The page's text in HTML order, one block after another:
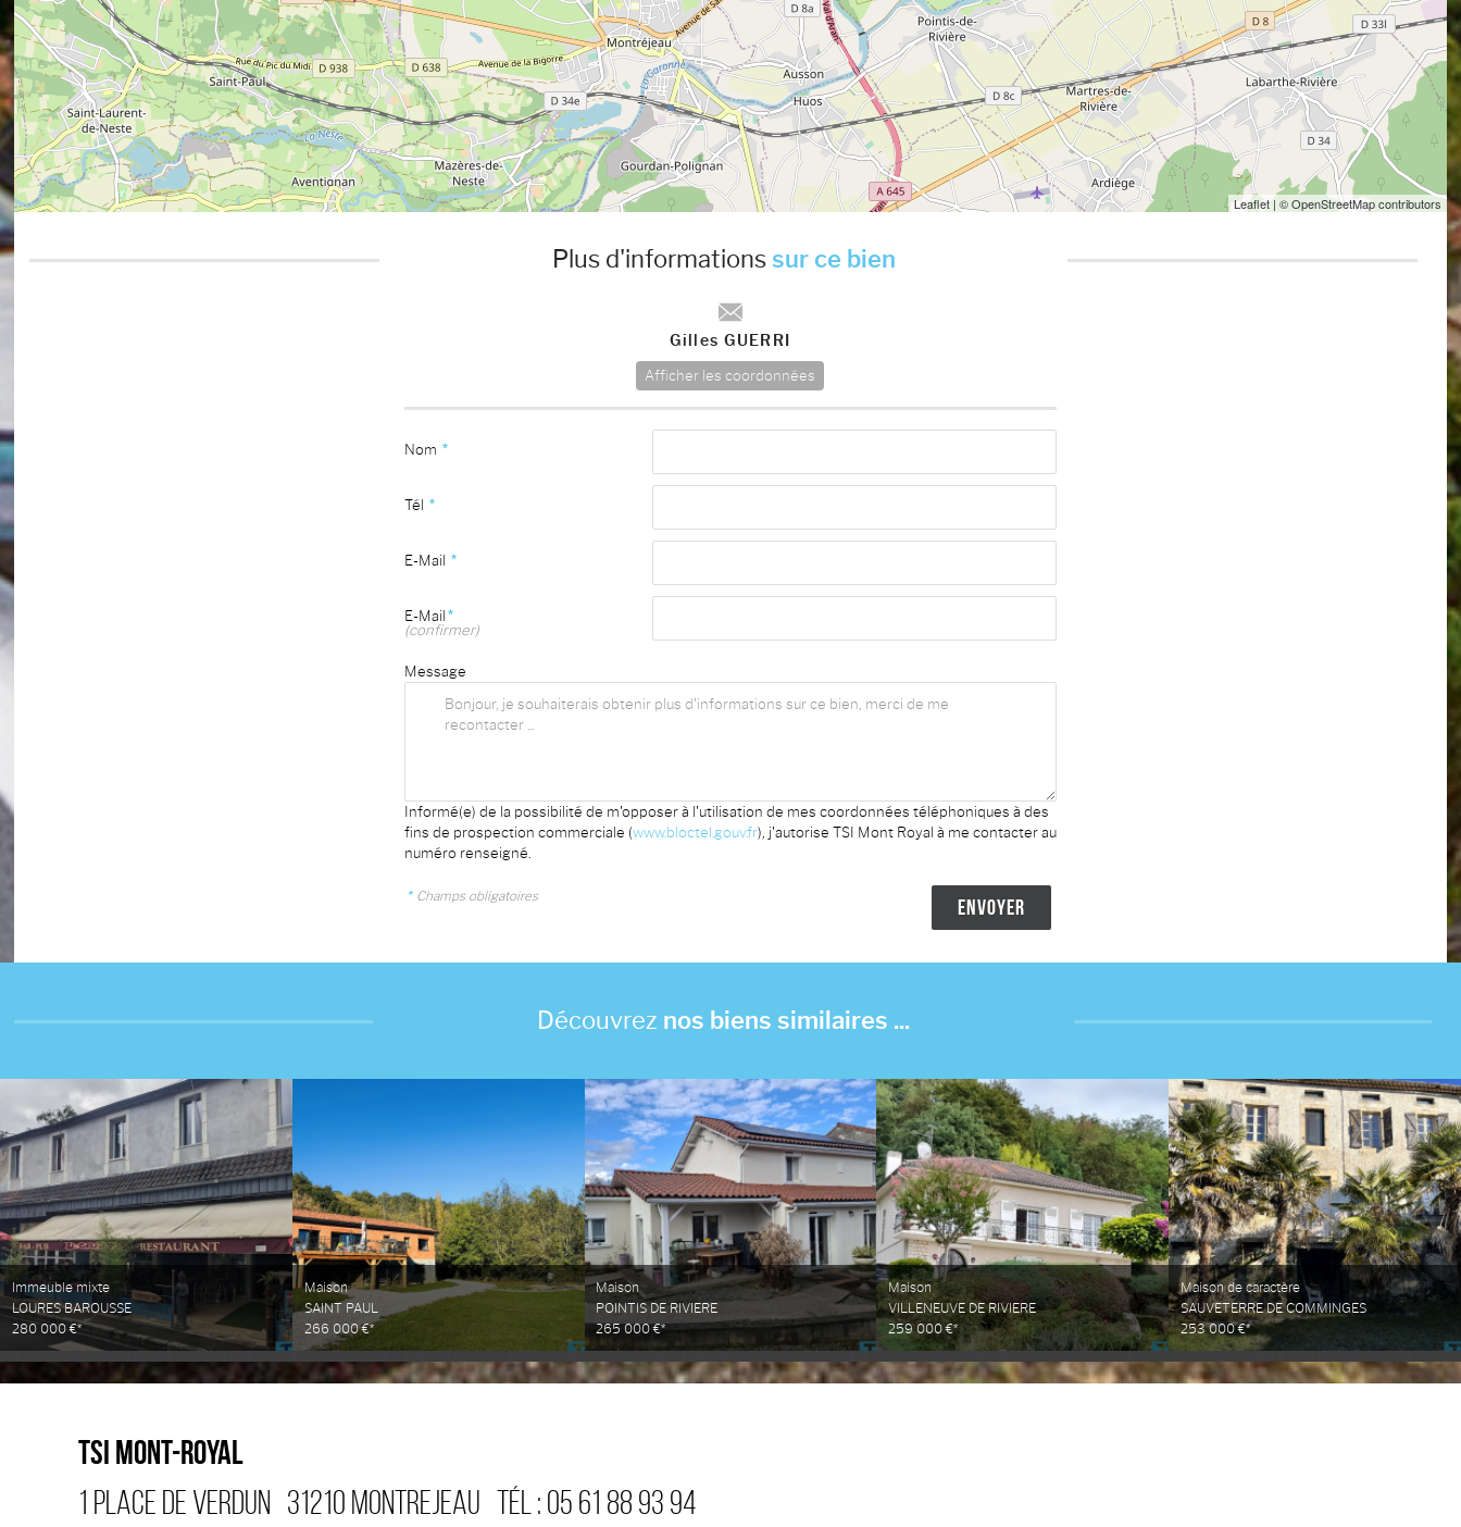
Leaflet| © OpenStreetMap contributors
Plus d'informationssur ce bien
Gilles GUERRI
Afficher les coordonnées
Nom *
Tél *
E-Mail *
E-Mail*
(confirmer)
Message
Informé(e) de la possibilité de m'opposer à l'utilisation de mes coordonnées téléphoniques à des
fins de prospection commerciale (www.bloctel.gouv.fr), j'autorise TSI Mont Royal à me contacter au
numéro renseigné.
* Champs obligatoires
Découvrez nos biens similaires ...
Immeuble mixte
LOURES BAROUSSE
280 000 €*
Maison
SAINT PAUL
266 000 €*
Maison
POINTIS DE RIVIERE
265 000 €*
Maison
VILLENEUVE DE RIVIERE
259 000 €*
Maison de caractère
SAUVETERRE DE COMMINGES
253 000 €*
TSI MONT-ROYAL
1 PLACE DE VERDUN 31210 MONTREJEAU TÉL : 05 61 88 93 94